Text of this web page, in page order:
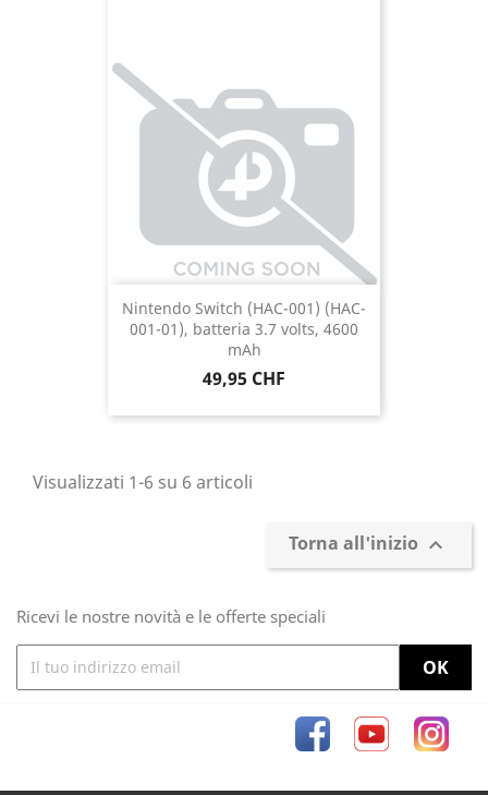
Nintendo Switch (HAC-001) (HAC-
001-01), batteria 3.7 volts, 4600
mAh
Prezzo
49,95 CHF
Visualizzati 1-6 su 6 articoli
Torna all'inizio 
Ricevi le nostre novità e le offerte speciali
FacebookYouTube